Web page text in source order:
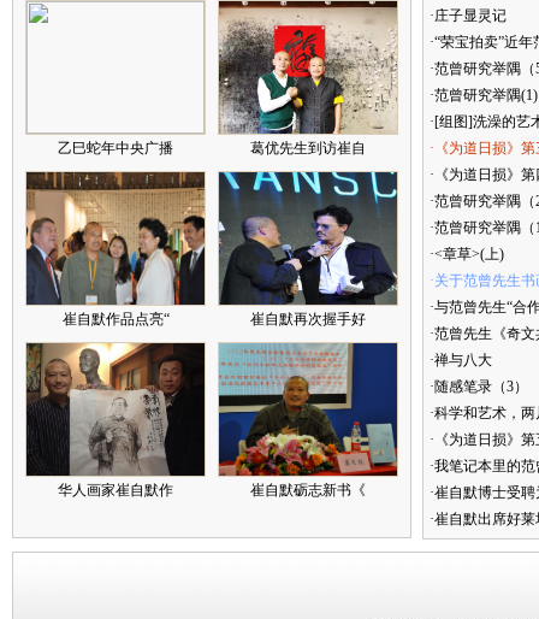
乙巳蛇年中央广播 葛优先生到访崔自
崔自默作品点亮“ 崔自默再次握手好
华人画家崔自默作 崔自默砺志新书《
·庄子显灵记
·“荣宝拍卖”近
·范曾研究举隅（
·范曾研究举隅(1)
·[组图]洗澡的艺
·《为道日损》
·《为道日损》
·范曾研究举隅（
·范曾研究举隅（
·<章草>(上)
·关于范曾先生
·与范曾先生“合
·范曾先生《奇
·禅与八大
·随感笔录（3）
·科学和艺术，
·《为道日损》
·我笔记本里的
·崔自默博士受
·崔自默出席好